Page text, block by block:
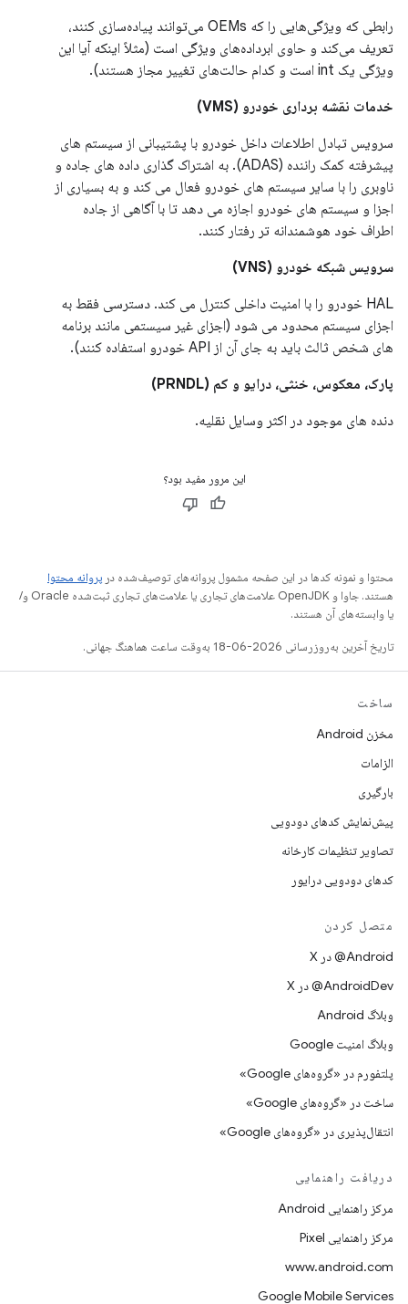
رابطی که ویژگی‌هایی را که OEMs می‌توانند پیاده‌سازی کنند،
تعریف می‌کند و حاوی ابرداده‌های ویژگی است (مثلاً اینکه آیا این
ویژگی یک int است و کدام حالت‌های تغییر مجاز هستند).
خدمات نقشه برداری خودرو (VMS)
سرویس تبادل اطلاعات داخل خودرو با پشتیبانی از سیستم های
پیشرفته کمک راننده (ADAS). به اشتراک گذاری داده های جاده و
ناوبری را با سایر سیستم های خودرو فعال می کند و به بسیاری از
اجزا و سیستم های خودرو اجازه می دهد تا با آگاهی از جاده
اطراف خود هوشمندانه تر رفتار کنند.
سرویس شبکه خودرو (VNS)
HAL خودرو را با امنیت داخلی کنترل می کند. دسترسی فقط به
اجزای سیستم محدود می شود (اجزای غیر سیستمی مانند برنامه
های شخص ثالث باید به جای آن از API خودرو استفاده کنند).
پارک، معکوس، خنثی، درایو و کم (PRNDL)
دنده های موجود در اکثر وسایل نقلیه.
این مرور مفید بود؟
محتوا و نمونه کدها در این صفحه مشمول پروانه‌های توصیف‌شده در پروانه محتوا
هستند. جاوا و OpenJDK علامت‌های تجاری یا علامت‌های تجاری ثبت‌شده Oracle و/
یا وابسته‌های آن هستند.
تاریخ آخرین به‌روزرسانی 2026-06-18 به‌وقت ساعت هماهنگ جهانی.
ساخت
مخزن Android
الزامات
بارگیری
پیش‌نمایش کدهای دودویی
تصاویر تنظیمات کارخانه
کدهای دودویی درایور
متصل کردن
‫‎@Android در X
‫‎@AndroidDev در X
وبلاگ Android
وبلاگ امنیت Google
پلتفورم در «گروه‌های Google»
ساخت در «گروه‌های Google»
انتقال‌پذیری در «گروه‌های Google»
دریافت راهنمایی
مرکز راهنمایی Android
مرکز راهنمایی Pixel
www.android.com
Google Mobile Services